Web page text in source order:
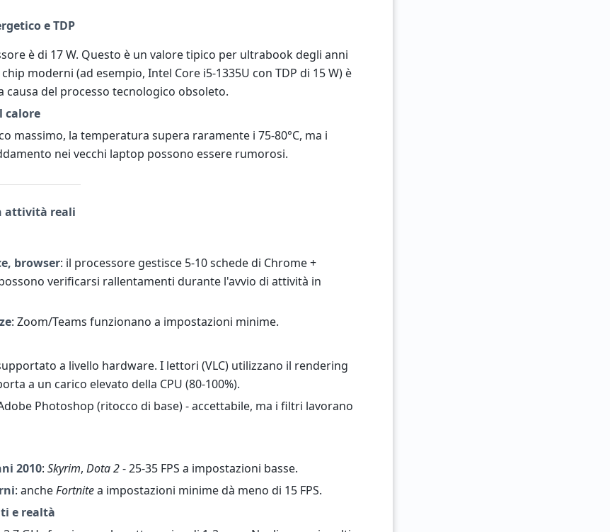
e TDP
è di 17 W. Questo è un valore tipico per ultrabook degli anni
moderni (ad esempio, Intel Core i5-1335U con TDP di 15 W) è
causa del processo tecnologico obsoleto.
calore
massimo, la temperatura supera raramente i 75-80°C, ma i
nei vecchi laptop possono essere rumorosi.
attività reali
browser: il processore gestisce 5-10 schede di Chrome +
verificarsi rallentamenti durante l'avvio di attività in
: Zoom/Teams funzionano a impostazioni minime.
a livello hardware. I lettori (VLC) utilizzano il rendering
a un carico elevato della CPU (80-100%).
Photoshop (ritocco di base) - accettabile, ma i filtri lavorano
2010: Skyrim, Dota 2- 25-35 FPS a impostazioni basse.
: ancheFortnitea impostazioni minime dà meno di 15 FPS.
e realtà